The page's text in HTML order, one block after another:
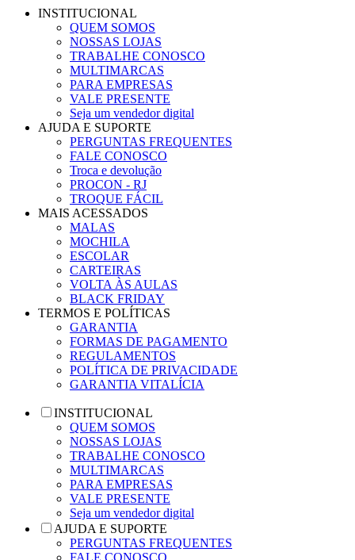
INSTITUCIONAL
QUEM SOMOS
NOSSAS LOJAS
TRABALHE CONOSCO
MULTIMARCAS
PARA EMPRESAS
VALE PRESENTE
Seja um vendedor digital
AJUDA E SUPORTE
PERGUNTAS FREQUENTES
FALE CONOSCO
Troca e devolução
PROCON - RJ
TROQUE FÁCIL
MAIS ACESSADOS
MALAS
MOCHILA
ESCOLAR
CARTEIRAS
VOLTA ÀS AULAS
BLACK FRIDAY
TERMOS E POLÍTICAS
GARANTIA
FORMAS DE PAGAMENTO
REGULAMENTOS
POLÍTICA DE PRIVACIDADE
GARANTIA VITALÍCIA
INSTITUCIONAL
QUEM SOMOS
NOSSAS LOJAS
TRABALHE CONOSCO
MULTIMARCAS
PARA EMPRESAS
VALE PRESENTE
Seja um vendedor digital
AJUDA E SUPORTE
PERGUNTAS FREQUENTES
FALE CONOSCO